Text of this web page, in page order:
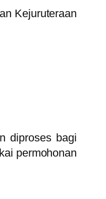
Kejuruteraan
diproses bagi
permohonan